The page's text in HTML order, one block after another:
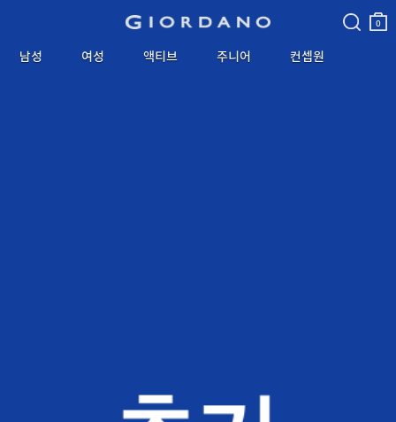
구니
0
남성 여성 액티브 주니어 컨셉원